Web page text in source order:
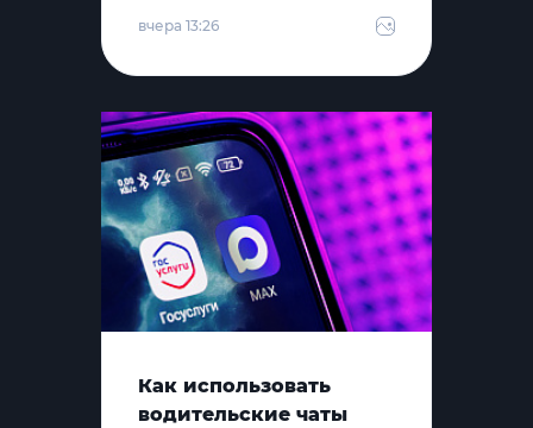
вчера 13:26
Как использовать
водительские чаты